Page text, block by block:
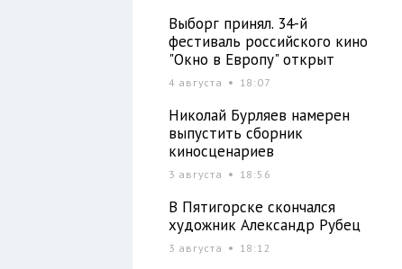
Выборг принял. 34-й
фестиваль российского кино
"Окно в Европу" открыт
4 августа 18:07
Николай Бурляев намерен
выпустить сборник
киносценариев
3 августа 18:56
В Пятигорске скончался
художник Александр Рубец
3 августа 18:12